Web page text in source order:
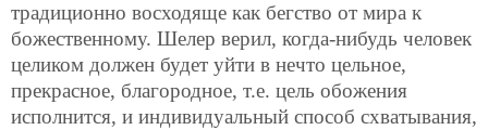
традиционно восходяще как бегство от мира к
божественному. Шелер верил, когда-нибудь человек
целиком должен будет уйти в нечто цельное,
прекрасное, благородное, т.е. цель обожения
исполнится, и индивидуальный способ схватывания,